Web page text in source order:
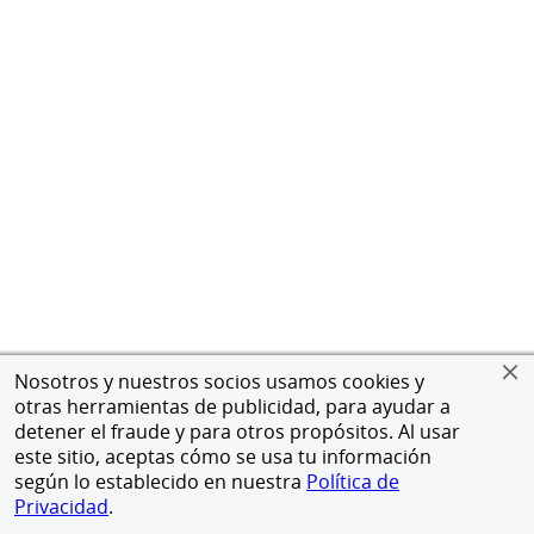
Nosotros y nuestros socios usamos cookies y
otras herramientas de publicidad, para ayudar a
detener el fraude y para otros propósitos. Al usar
este sitio, aceptas cómo se usa tu información
según lo establecido en nuestra Política de
Privacidad.